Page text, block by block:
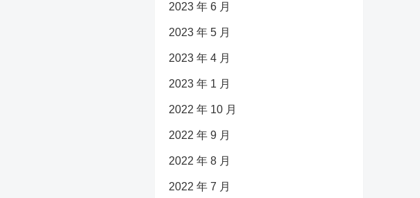
2023 年 6 月
2023 年 5 月
2023 年 4 月
2023 年 1 月
2022 年 10 月
2022 年 9 月
2022 年 8 月
2022 年 7 月